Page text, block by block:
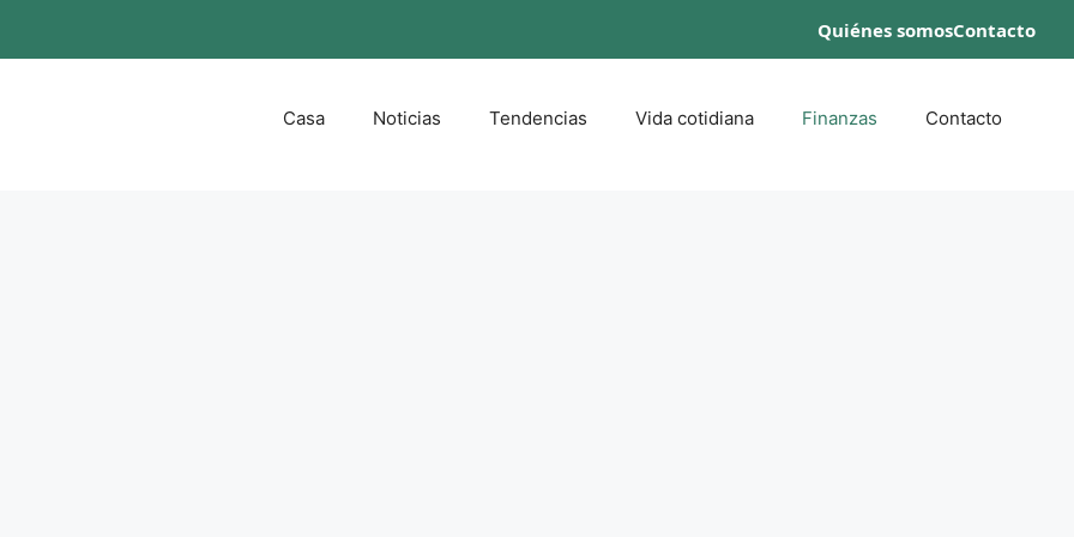
Quiénes somosContacto
Casa Noticias Tendencias Vida cotidiana Finanzas Contacto